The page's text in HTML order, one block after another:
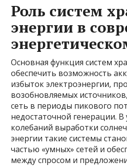
Роль систем
энергии в
Основная функция систем
обеспечить возможность
избыток электроэнергии,
возобновляемых
сеть в периоды пикового
недостаточной генерации. В
колебаний выработки
энергии такие системы
частью «умных» сетей и
между спросом и